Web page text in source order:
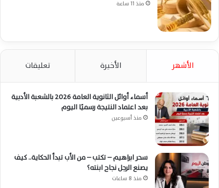
منذ 11 ساعة
الأشهر الأخيرة تعليقات
أسماء أوائل الثانوية العامة 2026 بالشعبة الأدبية
بعد اعتماد النتيجة رسميًا اليوم
منذ أسبوعين
سحر ابراهيم – تكتب – من الأب تبدأ الحكاية.. كيف
يصنع الرجل نجاح ابنته؟
منذ 8 ساعات